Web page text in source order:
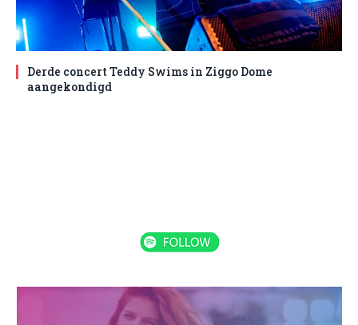
Derde concert Teddy Swims in Ziggo Dome
aangekondigd